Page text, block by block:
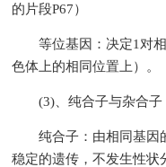
的片段P67）
等位基因：决定1对相
色体上的相同位置上）。
(3)、纯合子与杂合子
纯合子：由相同基因
稳定的遗传，不发生性状